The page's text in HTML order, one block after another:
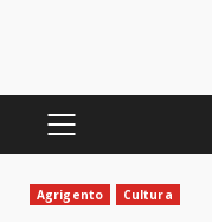
PRIMÄRES
MENÜ
Agrigento Cultura